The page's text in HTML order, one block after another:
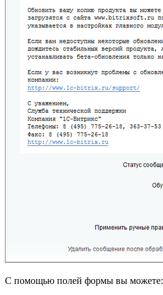
С помощью полей формы вы можете: